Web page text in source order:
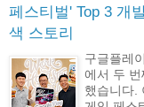
페스티벌' Top 3 개
색 스토리
구글플레
에서 두 번
했습니다.